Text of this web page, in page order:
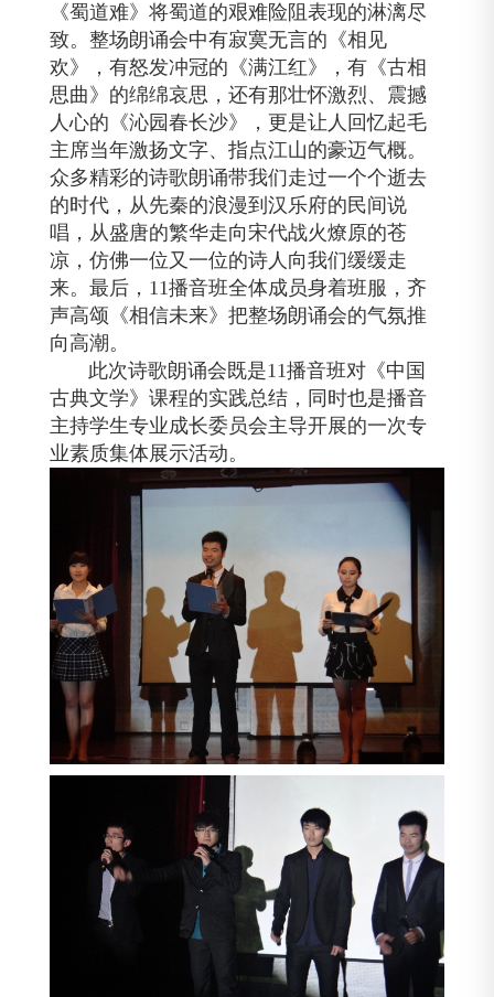
《蜀道难》将蜀道的艰难险阻表现的淋漓尽
致。整场朗诵会中有寂寞无言的《相见
欢》，有怒发冲冠的《满江红》，有《古相
思曲》的绵绵哀思，还有那壮怀激烈、震撼
人心的《沁园春长沙》，更是让人回忆起毛
主席当年激扬文字、指点江山的豪迈气概。
众多精彩的诗歌朗诵带我们走过一个个逝去
的时代，从先秦的浪漫到汉乐府的民间说
唱，从盛唐的繁华走向宋代战火燎原的苍
凉，仿佛一位又一位的诗人向我们缓缓走
来。最后，11播音班全体成员身着班服，齐
声高颂《相信未来》把整场朗诵会的气氛推
向高潮。
此次诗歌朗诵会既是11播音班对《中国
古典文学》课程的实践总结，同时也是播音
主持学生专业成长委员会主导开展的一次专
业素质集体展示活动。